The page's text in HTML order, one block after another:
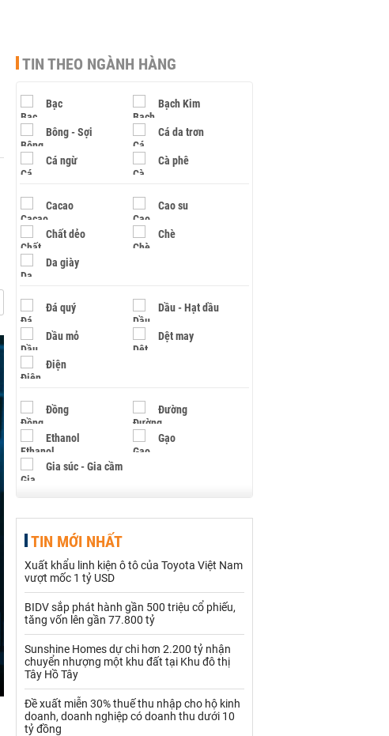
TIN THEO NGÀNH HÀNG
Bạc Bạch Kim
Bông - Sợi Cá da trơn
Cá ngừ Cà phê
Cacao Cao su
Chất dẻo Chè
Da giày
Đá quý Dầu - Hạt dầu
Dầu mỏ Dệt may
Điện
Đồng Đường
Ethanol Gạo
Gia súc - Gia cầm
Hạt điều
Khí đốt
Kim loại khác Mắc ca
Muối
Nhựa - Hạt nhựa
Palladium Phân bón
TIN MỚI NHẤT
Xuất khẩu linh kiện ô tô của Toyota Việt Nam
vượt mốc 1 tỷ USD
BIDV sắp phát hành gần 500 triệu cổ phiếu,
tăng vốn lên gần 77.800 tỷ
Sunshine Homes dự chi hơn 2.200 tỷ nhận
chuyển nhượng một khu đất tại Khu đô thị
Tây Hồ Tây
Đề xuất miễn 30% thuế thu nhập cho hộ kinh
doanh, doanh nghiệp có doanh thu dưới 10
tỷ đồng